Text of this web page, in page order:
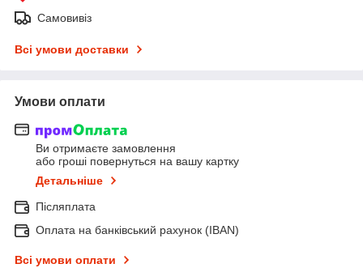
Самовивіз
Всі умови доставки
Умови оплати
Ви отримаєте замовлення
або гроші повернуться на вашу картку
Детальніше
Післяплата
Оплата на банківський рахунок (IBAN)
Всі умови оплати